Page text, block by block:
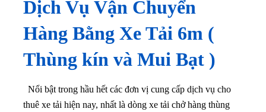
Dịch Vụ Vận Chuyển
Hàng Bằng Xe Tải 6m (
Thùng kín và Mui Bạt )
Nổi bật trong hầu hết các đơn vị cung cấp dịch vụ cho
thuê xe tải hiện nay, nhất là dòng xe tải chở hàng thùng